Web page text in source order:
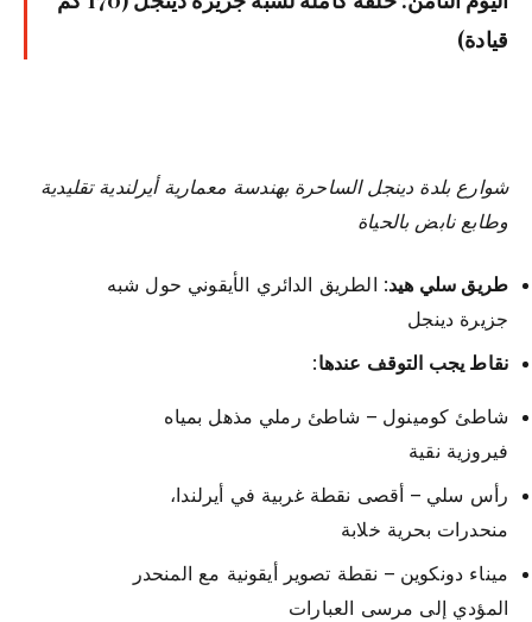
قيادة)
شوارع بلدة دينجل الساحرة بهندسة معمارية أيرلندية تقليدية
وطابع نابض بالحياة
طريق سلي هيد: الطريق الدائري الأيقوني حول شبه
جزيرة دينجل
نقاط يجب التوقف عندها:
شاطئ كومينول – شاطئ رملي مذهل بمياه
فيروزية نقية
رأس سلي – أقصى نقطة غربية في أيرلندا،
منحدرات بحرية خلابة
ميناء دونكوين – نقطة تصوير أيقونية مع المنحدر
المؤدي إلى مرسى العبارات